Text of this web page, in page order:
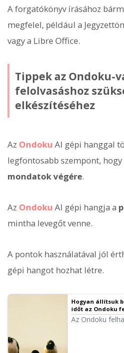
A forgatókönyv írásához
megfelel, például a
vagy a Libre Office.
Tippek az Ondoku-
felolvasáshoz
elkészítéséhez
Az Ondoku AI gépi hanggal
legfontosabb szempont, hogy
mondatok végére.
Az Ondoku AI gépi hangja a
mintha levegőt venne.
A pontok használatával jól
gépi hangot hozhat létre.
Hogyan állítsuk
időt az Ondoku
Ondoku
Az Ondoku